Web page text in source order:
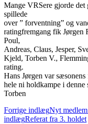
Mange VRSere gjorde
spillede
over ” forventning” og
ratingfremgang fik Jørgen
Poul,
Andreas, Claus, Jesper,
Kjeld, Torben V.,
rating.
Hans Jørgen var
hele ni holdkampe i denne
Torben
Forrige indlægNyt
indlægReferat fra 3. holdet